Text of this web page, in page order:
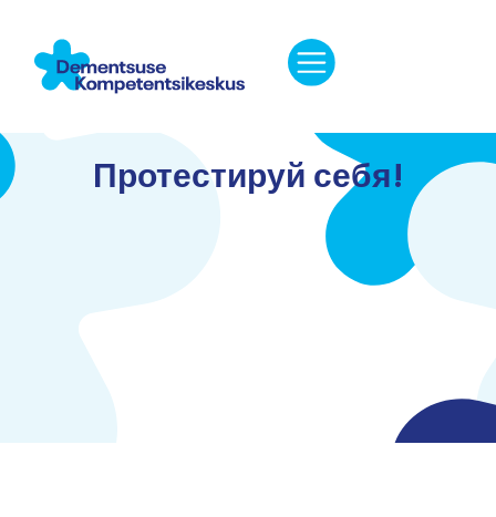
Протестируй себя!